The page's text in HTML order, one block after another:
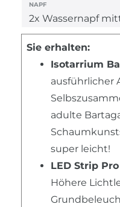
NAPF
Sie erhalten:
Isotarrium
ausführlicher
adulte
super leicht!
LED Strip
Höhere